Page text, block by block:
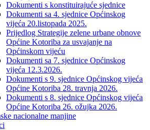
Dokumenti s konstituirajuće sjednice
Dokumenti sa 4. sjednice Općinskog
vijeća 20.listopada 2025.
Prijedlog Strategije zelene urbane obnove
Općine Kotoriba za usvajanje na
Općinskom vijeću
Dokumenti sa 7. sjednice Općinskog
vijeća 12.3.2026.
Dokumenti s 9. sjednice Općinskog vijeća
Općine Kotoriba 28. travnja 2026.
Dokumenti s 8. sjednice Općinskog vijeća
Općine Kotoriba 26. ožujka 2026.
nacionalne manjine